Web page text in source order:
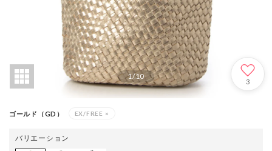
1/10
3
ゴールド（GD） EX/FREE ×
バリエーション